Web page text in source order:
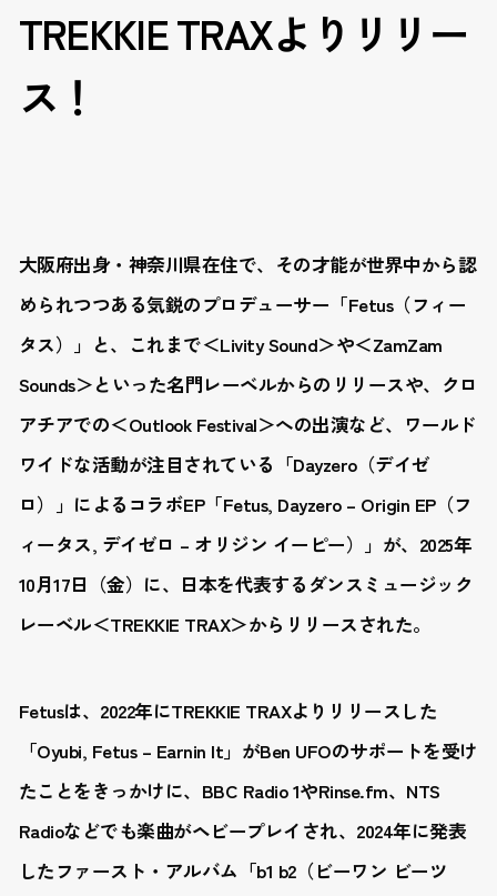
TREKKIE TRAXよりリリー
ス！
大阪府出身・神奈川県在住で、その才能が世界中から認
められつつある気鋭のプロデューサー「Fetus（フィー
タス）」と、これまで＜Livity Sound＞や＜ZamZam
Sounds＞といった名門レーベルからのリリースや、クロ
アチアでの＜Outlook Festival＞への出演など、ワールド
ワイドな活動が注目されている「Dayzero（デイゼ
ロ）」によるコラボEP「Fetus, Dayzero – Origin EP（フ
ィータス, デイゼロ – オリジン イーピー）」が、2025年
10月17日（金）に、日本を代表するダンスミュージック
レーベル＜TREKKIE TRAX＞からリリースされた。
Fetusは、2022年にTREKKIE TRAXよりリリースした
「Oyubi, Fetus – Earnin It」がBen UFOのサポートを受け
たことをきっかけに、BBC Radio 1やRinse.fm、NTS
Radioなどでも楽曲がヘビープレイされ、2024年に発表
したファースト・アルバム「b1 b2（ビーワン ビーツ